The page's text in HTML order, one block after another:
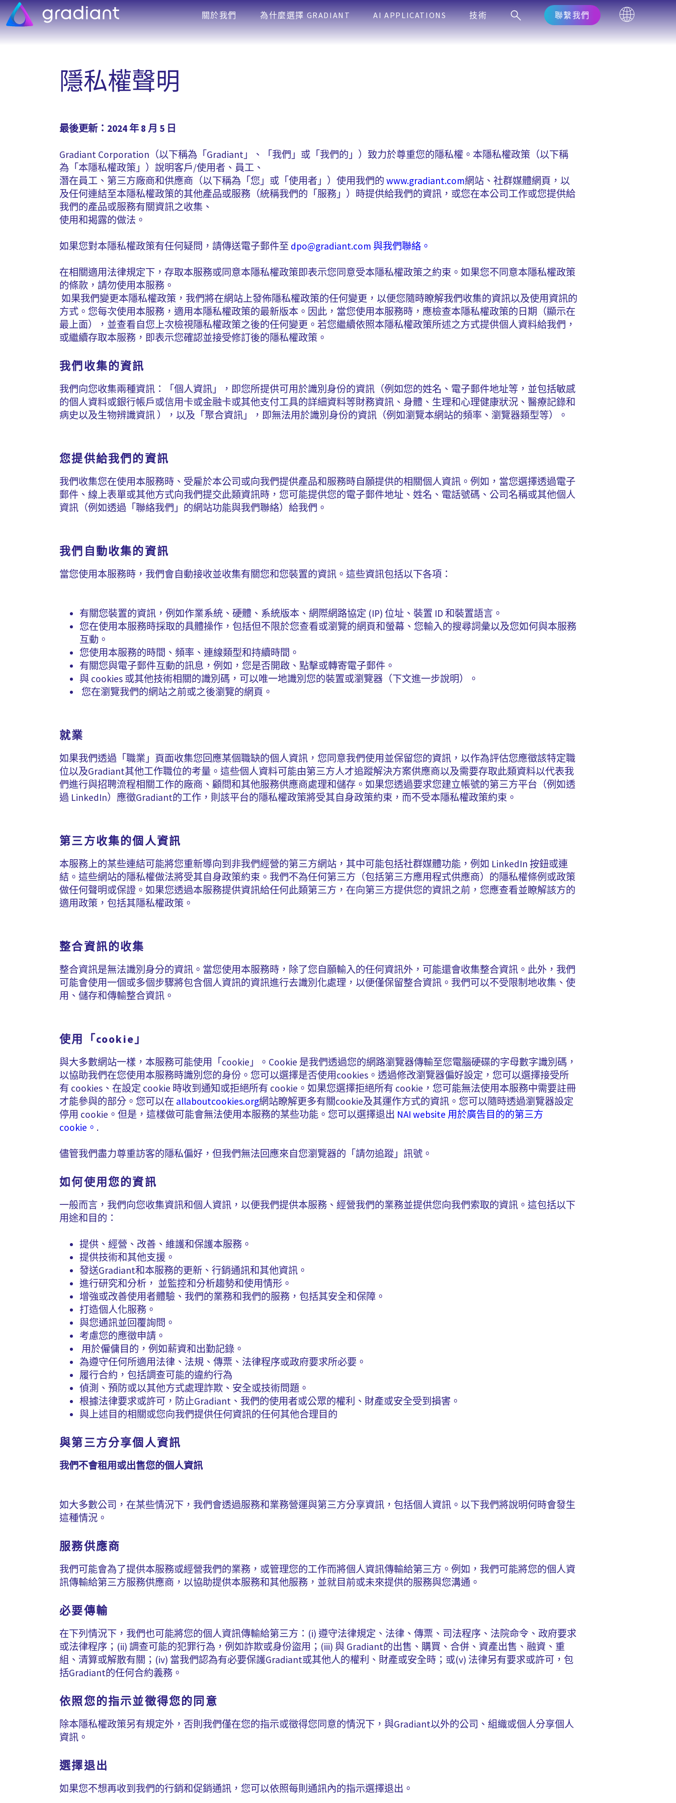
關於我們 為什麼選擇 GRADIANT AI APPLICATIONS 技術 聯繫我們
隱私權聲明
最後更新：2024 年 8 月 5 日
Gradiant Corporation（以下稱為「Gradiant」、「我們」或「我們的」）致力於尊重您的隱私權。本隱私權政策（以下稱
為「本隱私權政策」）說明客戶/使用者、員工、
潛在員工、第三方廠商和供應商（以下稱為「您」或「使用者」）使用我們的www.gradiant.com網站、社群媒體網頁，以
及任何連結至本隱私權政策的其他產品或服務（統稱我們的「服務」）時提供給我們的資訊，或您在本公司工作或您提供給
我們的產品或服務有關資訊之收集、
使用和揭露的做法。
如果您對本隱私權政策有任何疑問，請傳送電子郵件至 dpo@gradiant.com 與我們聯絡。
在相關適用法律規定下，存取本服務或同意本隱私權政策即表示您同意受本隱私權政策之約束。如果您不同意本隱私權政策
的條款，請勿使用本服務。
如果我們變更本隱私權政策，我們將在網站上發佈隱私權政策的任何變更，以便您隨時瞭解我們收集的資訊以及使用資訊的
方式。您每次使用本服務，適用本隱私權政策的最新版本。因此，當您使用本服務時，應檢查本隱私權政策的日期（顯示在
最上面），並查看自您上次檢視隱私權政策之後的任何變更。若您繼續依照本隱私權政策所述之方式提供個人資料給我們，
或繼續存取本服務，即表示您確認並接受修訂後的隱私權政策。
我們收集的資訊
我們向您收集兩種資訊：「個人資訊」，即您所提供可用於識別身份的資訊（例如您的姓名、電子郵件地址等，並包括敏感
的個人資料或銀行帳戶或信用卡或金融卡或其他支付工具的詳細資料等財務資訊、身體、生理和心理健康狀況、醫療記錄和
病史以及生物辨識資訊 ），以及「聚合資訊」，即無法用於識別身份的資訊（例如瀏覽本網站的頻率、瀏覽器類型等）。
您提供給我們的資訊
我們收集您在使用本服務時、受雇於本公司或向我們提供產品和服務時自願提供的相關個人資訊。例如，當您選擇透過電子
郵件、線上表單或其他方式向我們提交此類資訊時，您可能提供您的電子郵件地址、姓名、電話號碼、公司名稱或其他個人
資訊（例如透過「聯絡我們」的網站功能與我們聯絡）給我們。
我們自動收集的資訊
當您使用本服務時，我們會自動接收並收集有關您和您裝置的資訊。這些資訊包括以下各項：
有關您裝置的資訊，例如作業系統、硬體、系統版本、網際網路協定 (IP) 位址、裝置 ID 和裝置語言。
您在使用本服務時採取的具體操作，包括但不限於您查看或瀏覽的網頁和螢幕、您輸入的搜尋詞彙以及您如何與本服務
互動。
您使用本服務的時間、頻率、連線類型和持續時間。
有關您與電子郵件互動的訊息，例如，您是否開啟、點擊或轉寄電子郵件。
與 cookies 或其他技術相關的識別碼，可以唯一地識別您的裝置或瀏覽器（下文進一步說明）。
您在瀏覽我們的網站之前或之後瀏覽的網頁。
就業
如果我們透過「職業」頁面收集您回應某個職缺的個人資訊，您同意我們使用並保留您的資訊，以作為評估您應徵該特定職
位以及Gradiant其他工作職位的考量。這些個人資料可能由第三方人才追蹤解決方案供應商以及需要存取此類資料以代表我
們進行與招聘流程相關工作的廠商、顧問和其他服務供應商處理和儲存。如果您透過要求您建立帳號的第三方平台（例如透
過 LinkedIn）應徵Gradiant的工作，則該平台的隱私權政策將受其自身政策約束，而不受本隱私權政策約束。
第三方收集的個人資訊
本服務上的某些連結可能將您重新導向到非我們經營的第三方網站，其中可能包括社群媒體功能，例如 LinkedIn 按鈕或連
結。這些網站的隱私權做法將受其自身政策約束。我們不為任何第三方（包括第三方應用程式供應商）的隱私權條例或政策
做任何聲明或保證。如果您透過本服務提供資訊給任何此類第三方，在向第三方提供您的資訊之前，您應查看並瞭解該方的
適用政策，包括其隱私權政策。
整合資訊的收集
整合資訊是無法識別身分的資訊。當您使用本服務時，除了您自願輸入的任何資訊外，可能還會收集整合資訊。此外，我們
可能會使用一個或多個步驟將包含個人資訊的資訊進行去識別化處理，以便僅保留整合資訊。我們可以不受限制地收集、使
用、儲存和傳輸整合資訊。
使用「cookie」
與大多數網站一樣，本服務可能使用「cookie」。Cookie 是我們透過您的網路瀏覽器傳輸至您電腦硬碟的字母數字識別碼，
以協助我們在您使用本服務時識別您的身份。您可以選擇是否使用cookies。透過修改瀏覽器偏好設定，您可以選擇接受所
有 cookies、在設定 cookie 時收到通知或拒絕所有 cookie。如果您選擇拒絕所有 cookie，您可能無法使用本服務中需要註冊
才能參與的部分。您可以在 allaboutcookies.org網站瞭解更多有關cookie及其運作方式的資訊。您可以隨時透過瀏覽器設定
停用 cookie。但是，這樣做可能會無法使用本服務的某些功能。您可以選擇退出 NAI website 用於廣告目的的第三方
cookie。 .
儘管我們盡力尊重訪客的隱私偏好，但我們無法回應來自您瀏覽器的「請勿追蹤」訊號。
如何使用您的資訊
一般而言，我們向您收集資訊和個人資訊，以便我們提供本服務、經營我們的業務並提供您向我們索取的資訊。這包括以下
用途和目的：
提供、經營、改善、維護和保護本服務。
提供技術和其他支援。
發送Gradiant和本服務的更新、行銷通訊和其他資訊。
進行研究和分析， 並監控和分析趨勢和使用情形。
增強或改善使用者體驗、我們的業務和我們的服務，包括其安全和保障。
打造個人化服務。
與您通訊並回覆詢問。
考慮您的應徵申請。
用於僱傭目的，例如薪資和出勤記錄。
為遵守任何所適用法律、法規、傳票、法律程序或政府要求所必要。
履行合約，包括調查可能的違約行為
偵測、預防或以其他方式處理詐欺、安全或技術問題。
根據法律要求或許可，防止Gradiant、我們的使用者或公眾的權利、財產或安全受到損害。
與上述目的相關或您向我們提供任何資訊的任何其他合理目的
與第三方分享個人資訊
我們不會租用或出售您的個人資訊
如大多數公司，在某些情況下，我們會透過服務和業務營運與第三方分享資訊，包括個人資訊。以下我們將說明何時會發生
這種情況。
服務供應商
我們可能會為了提供本服務或經營我們的業務，或管理您的工作而將個人資訊傳輸給第三方。例如，我們可能將您的個人資
訊傳輸給第三方服務供應商，以協助提供本服務和其他服務，並就目前或未來提供的服務與您溝通。
必要傳輸
在下列情況下，我們也可能將您的個人資訊傳輸給第三方：(i) 遵守法律規定、法律、傳票、司法程序、法院命令、政府要求
或法律程序；(ii) 調查可能的犯罪行為，例如詐欺或身份盜用；(iii) 與 Gradiant的出售、購買、合併、資產出售、融資、重
組、清算或解散有關；(iv) 當我們認為有必要保護Gradiant或其他人的權利、財產或安全時；或(v) 法律另有要求或許可，包
括Gradiant的任何合約義務。
依照您的指示並徵得您的同意
除本隱私權政策另有規定外，否則我們僅在您的指示或徵得您同意的情況下，與Gradiant以外的公司、組織或個人分享個人
資訊。
選擇退出
如果您不想再收到我們的行銷和促銷通訊，您可以依照每則通訊內的指示選擇退出。